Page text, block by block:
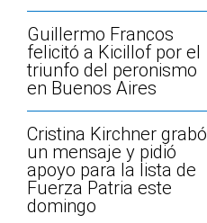
Guillermo Francos
felicitó a Kicillof por el
triunfo del peronismo
en Buenos Aires
Cristina Kirchner grabó
un mensaje y pidió
apoyo para la lista de
Fuerza Patria este
domingo